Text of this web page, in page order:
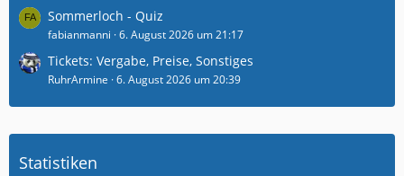
Sommerloch - Quiz
fabianmanni 6. August 2026 um 21:17
Tickets: Vergabe, Preise, Sonstiges
RuhrArmine 6. August 2026 um 20:39
Statistiken